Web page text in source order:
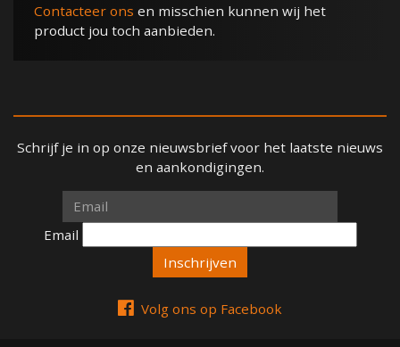
Contacteer ons en misschien kunnen wij het
product jou toch aanbieden.
Schrijf je in op onze nieuwsbrief voor het laatste nieuws
en aankondigingen.
Email
Email
Volg ons op Facebook